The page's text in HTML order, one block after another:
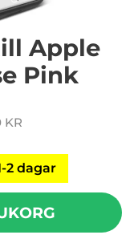
Apple
Pink
KR
2 dagar